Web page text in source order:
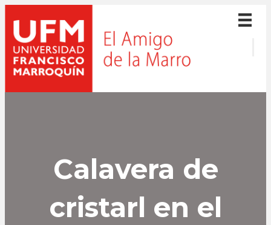
Calavera de
cristarl en el